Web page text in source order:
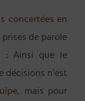
concertées en
de parole
: Ainsi que le
n’est
, mais pour